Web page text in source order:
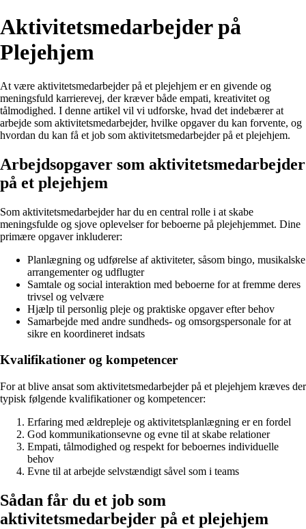
Aktivitetsmedarbejder på
Plejehjem
At være aktivitetsmedarbejder på et plejehjem er en givende og
meningsfuld karrierevej, der kræver både empati, kreativitet og
tålmodighed. I denne artikel vil vi udforske, hvad det indebærer at
arbejde som aktivitetsmedarbejder, hvilke opgaver du kan forvente, og
hvordan du kan få et job som aktivitetsmedarbejder på et plejehjem.
Arbejdsopgaver som aktivitetsmedarbejder
på et plejehjem
Som aktivitetsmedarbejder har du en central rolle i at skabe
meningsfulde og sjove oplevelser for beboerne på plejehjemmet. Dine
primære opgaver inkluderer:
Planlægning og udførelse af aktiviteter, såsom bingo, musikalske
arrangementer og udflugter
Samtale og social interaktion med beboerne for at fremme deres
trivsel og velvære
Hjælp til personlig pleje og praktiske opgaver efter behov
Samarbejde med andre sundheds- og omsorgspersonale for at
sikre en koordineret indsats
Kvalifikationer og kompetencer
For at blive ansat som aktivitetsmedarbejder på et plejehjem kræves der
typisk følgende kvalifikationer og kompetencer:
Erfaring med ældrepleje og aktivitetsplanlægning er en fordel
God kommunikationsevne og evne til at skabe relationer
Empati, tålmodighed og respekt for beboernes individuelle
behov
Evne til at arbejde selvstændigt såvel som i teams
Sådan får du et job som
aktivitetsmedarbejder på et plejehjem